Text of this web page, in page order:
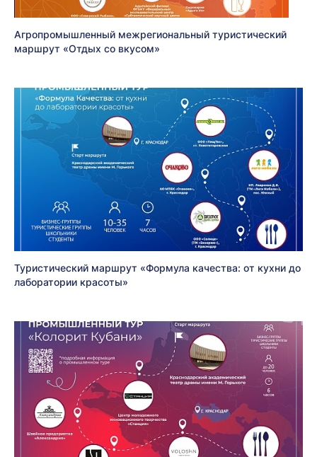
Агропромышленный межрегиональный туристический
маршрут «Отдых со вкусом»
Туристический маршрут «Формула качества: от кухни до
лаборатории красоты»